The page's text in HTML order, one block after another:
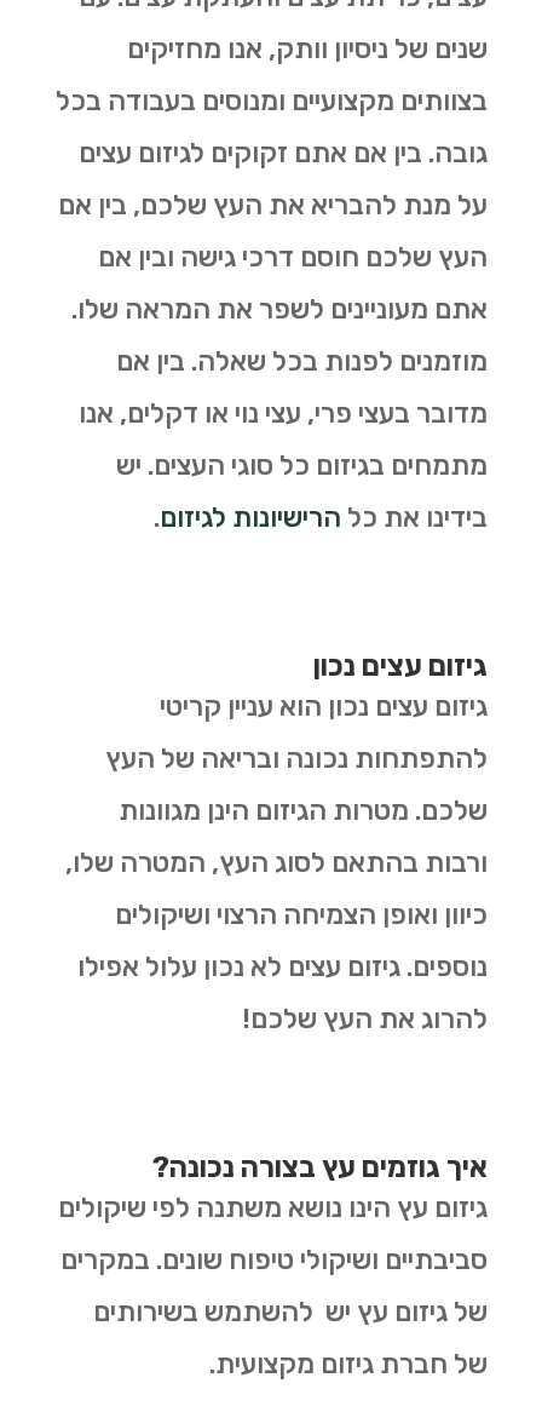
שנים של ניסיון וותק, אנו מחזיקים
בצוותים מקצועיים ומנוסים בעבודה בכל
גובה. בין אם אתם זקוקים לגיזום עצים
על מנת להבריא את העץ שלכם, בין אם
העץ שלכם חוסם דרכי גישה ובין אם
אתם מעוניינים לשפר את המראה שלו.
מוזמנים לפנות בכל שאלה. בין אם
מדובר בעצי פרי, עצי נוי או דקלים, אנו
מתמחים בגיזום כל סוגי העצים. יש
בידינו את כל הרישיונות לגיזום.
גיזום עצים נכון
גיזום עצים נכון הוא עניין קריטי
להתפתחות נכונה ובריאה של העץ
שלכם. מטרות הגיזום הינן מגוונות
ורבות בהתאם לסוג העץ, המטרה שלו,
כיוון ואופן הצמיחה הרצוי ושיקולים
נוספים. גיזום עצים לא נכון עלול אפילו
להרוג את העץ שלכם!
איך גוזמים עץ בצורה נכונה?
גיזום עץ הינו נושא משתנה לפי שיקולים
סביבתיים ושיקולי טיפוח שונים. במקרים
של גיזום עץ יש להשתמש בשירותים
של חברת גיזום מקצועית.